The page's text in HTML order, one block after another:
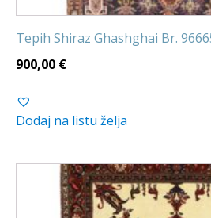
Tepih Shiraz Ghashghai Br.
900,00 €
Dodaj na listu želja